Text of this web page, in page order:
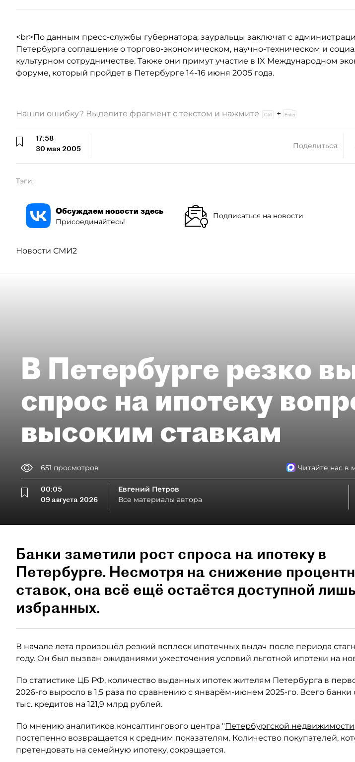
<br>По данным пресс-службы губернатора, зауральцы заключат с
Петербурга соглашение о торгово-экономическом, научно-техническом и
культурном сотрудничестве. Также они примут участие в IX Международном
форуме, который пройдет в Петербурге 14-16 июня 2005 года.
Нашли ошибку? Выделите фрагмент с текстом и нажмите +
17:58
30 мая 2005
Поделиться:
Тэги:
Обсуждаем новости здесь
Присоединяйтесь!
Подписаться на новости
Новости СМИ2
В Петербурге резко
спрос на ипотеку
высоким ставкам
651 просмотров Читайте нас в
00:05
09 августа 2026
Евгений Петров
Все материалы автора
Банки заметили рост спроса на ипотеку в
Петербурге. Несмотря на снижение
ставок, она всё ещё остаётся доступной
избранных.
В начале лета произошёл резкий всплеск ипотечных выдач после периода
году. Он был вызван ожиданиями ужесточения условий льготной ипотеки на
По статистике ЦБ РФ, количество выданных ипотек жителям Петербурга в
2026-го выросло в 1,5 раза по сравнению с январём-июнем 2025-го. Всего банки
тыс. кредитов на 121,9 млрд рублей.
По мнению аналитиков консалтингового центра "Петербургской недвижимости
постепенно возвращается к средним показателям. Количество покупателей,
претендовать на семейную ипотеку, сокращается.